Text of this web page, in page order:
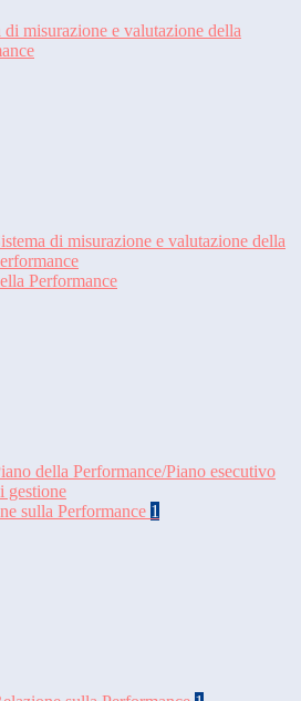
di misurazione e valutazione della
di misurazione e valutazione della
Performance
della Performance/Piano esecutivo
gestione
sulla Performance 1